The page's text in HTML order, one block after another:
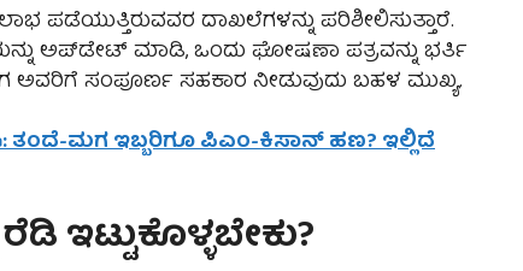
ದಾಖಲೆಗಳನ್ನು ಪರಿಶೀಲಿಸುತ್ತಾರೆ.
ಅಪ್‌ಡೇಟ್ ಮಾಡಿ, ಒಂದು ಘೋಷಣಾ ಪತ್ರವನ್ನು ಭರ್ತಿ
ಅವರಿಗೆ ಸಂಪೂರ್ಣ ಸಹಕಾರ ನೀಡುವುದು ಬಹಳ ಮುಖ್ಯ.
ತಂದೆ-ಮಗ ಇಬ್ಬರಿಗೂ ಪಿಎಂ-ಕಿಸಾನ್ ಹಣ? ಇಲ್ಲಿದೆ
ಇಟ್ಟುಕೊಳ್ಳಬೇಕು?